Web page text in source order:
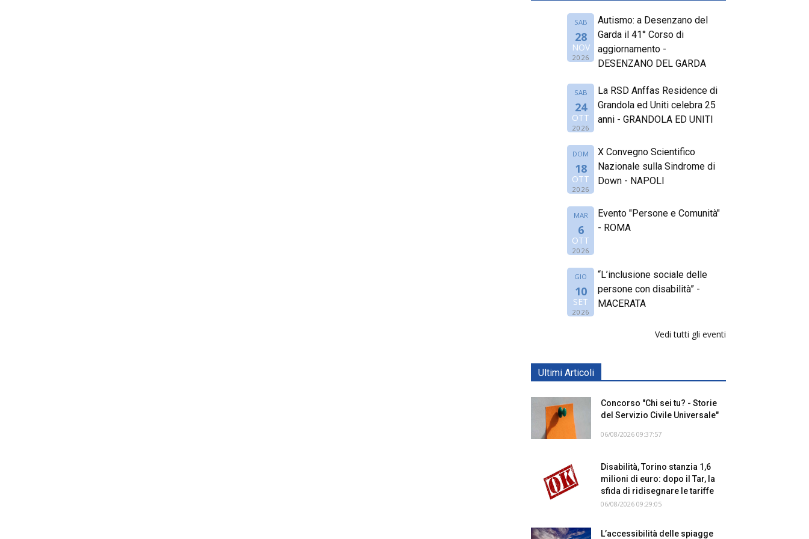
SAB
28
NOV
2026
Autismo: a Desenzano del
Garda il 41° Corso di
aggiornamento -
DESENZANO DEL GARDA
SAB
24
OTT
2026
La RSD Anffas Residence di
Grandola ed Uniti celebra 25
anni - GRANDOLA ED UNITI
DOM
18
OTT
2026
X Convegno Scientifico
Nazionale sulla Sindrome di
Down - NAPOLI
MAR
6
OTT
2026
Evento "Persone e Comunità"
- ROMA
GIO
10
SET
2026
“L’inclusione sociale delle
persone con disabilità” -
MACERATA
Vedi tutti gli eventi
Ultimi Articoli
Concorso "Chi sei tu? - Storie
del Servizio Civile Universale"
06/08/2026 09:37:57
Disabilità, Torino stanzia 1,6
milioni di euro: dopo il Tar, la
sfida di ridisegnare le tariffe
06/08/2026 09:29:05
L’accessibilità delle spiagge